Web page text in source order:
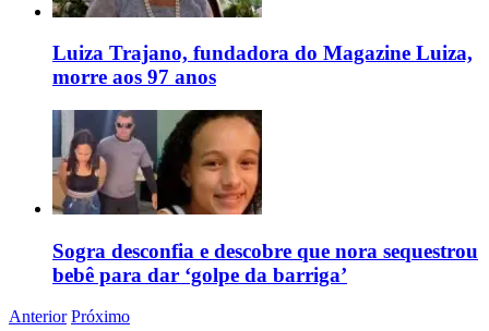
Luiza Trajano, fundadora do Magazine Luiza,
morre aos 97 anos
Sogra desconfia e descobre que nora sequestrou
bebê para dar ‘golpe da barriga’
Anterior Próximo